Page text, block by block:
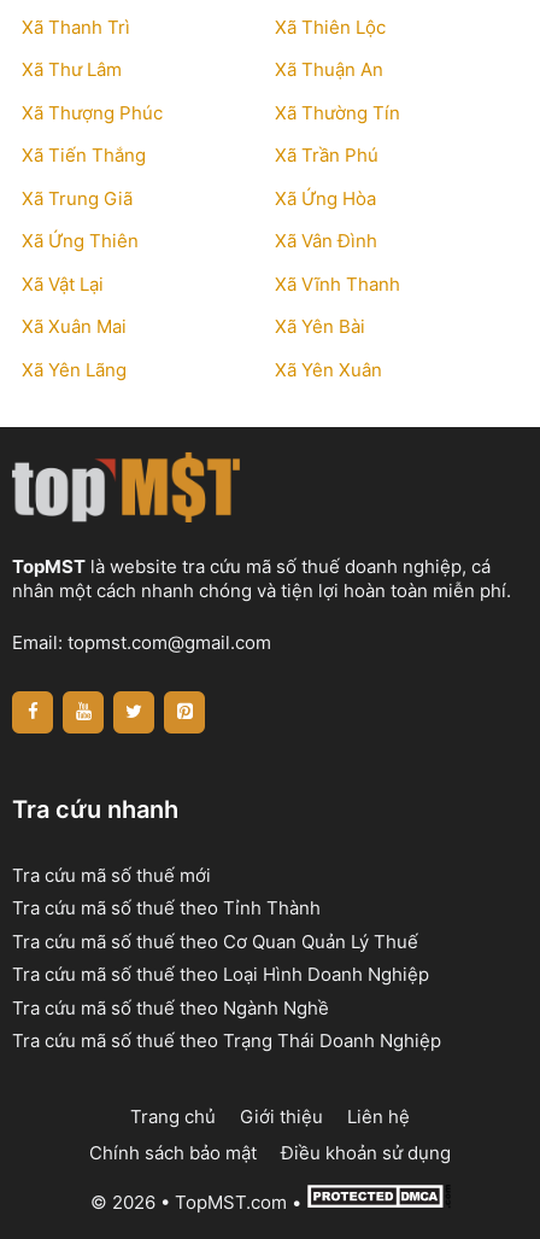
Xã Thanh Trì
Xã Thiên Lộc
Xã Thư Lâm
Xã Thuận An
Xã Thượng Phúc
Xã Thường Tín
Xã Tiến Thắng
Xã Trần Phú
Xã Trung Giã
Xã Ứng Hòa
Xã Ứng Thiên
Xã Vân Đình
Xã Vật Lại
Xã Vĩnh Thanh
Xã Xuân Mai
Xã Yên Bài
Xã Yên Lãng
Xã Yên Xuân
TopMST là website tra cứu mã số thuế doanh nghiệp, cá
nhân một cách nhanh chóng và tiện lợi hoàn toàn miễn phí.
Email: topmst.com@gmail.com
Tra cứu nhanh
Tra cứu mã số thuế mới
Tra cứu mã số thuế theo Tỉnh Thành
Tra cứu mã số thuế theo Cơ Quan Quản Lý Thuế
Tra cứu mã số thuế theo Loại Hình Doanh Nghiệp
Tra cứu mã số thuế theo Ngành Nghề
Tra cứu mã số thuế theo Trạng Thái Doanh Nghiệp
Trang chủ Giới thiệu
Liên hệ
Chính sách bảo mật
Điều khoản sử dụng
© 2026 • TopMST.com •